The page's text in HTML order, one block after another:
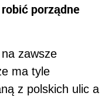
porządne
zawsze
ma tyle
z polskich ulic a